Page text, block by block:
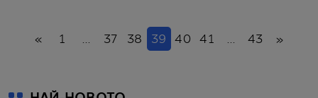
«Назад
1 ... 37 38 39 (настоящ)
40 41 ... 43 »